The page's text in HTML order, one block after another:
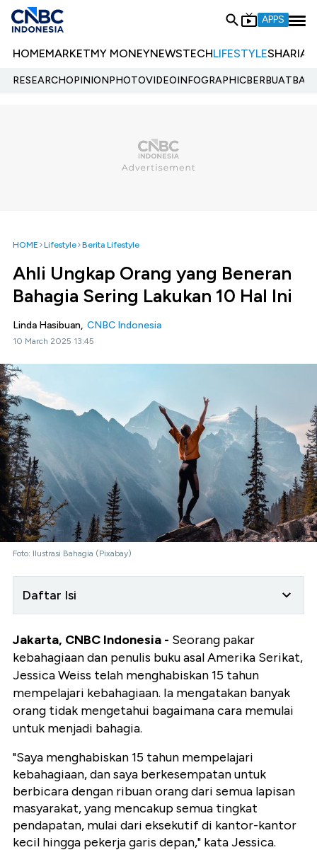
APPS
HOMEMARKETMY MONEYNEWSTECHLIFESTYLESHARIA
RESEARCHOPINIONPHOTOVIDEOINFOGRAPHIC
HOME Lifestyle Berita Lifestyle
Ahli Ungkap Orang yang Beneran
Bahagia Sering Lakukan 10 Hal Ini
Linda Hasibuan, CNBC Indonesia
10 March 2025 13:45
Foto: Ilustrasi Bahagia (Pixabay)
Daftar Isi
Jakarta, CNBC Indonesia - Seorang pakar
kebahagiaan dan penulis buku asal Amerika Serikat,
Jessica Weiss telah menghabiskan 15 tahun
mempelajari kebahagiaan. Ia mengatakan banyak
orang tidak mengetahui bagaimana cara memulai
untuk menjadi bahagia.
"Saya menghabiskan 15 tahun mempelajari
kebahagiaan, dan saya berkesempatan untuk
berbicara dengan ribuan orang dari semua lapisan
masyarakat, yang mencakup semua tingkat
pendapatan, mulai dari eksekutif di kantor-kantor
kecil hingga pekerja garis depan," kata Jessica.